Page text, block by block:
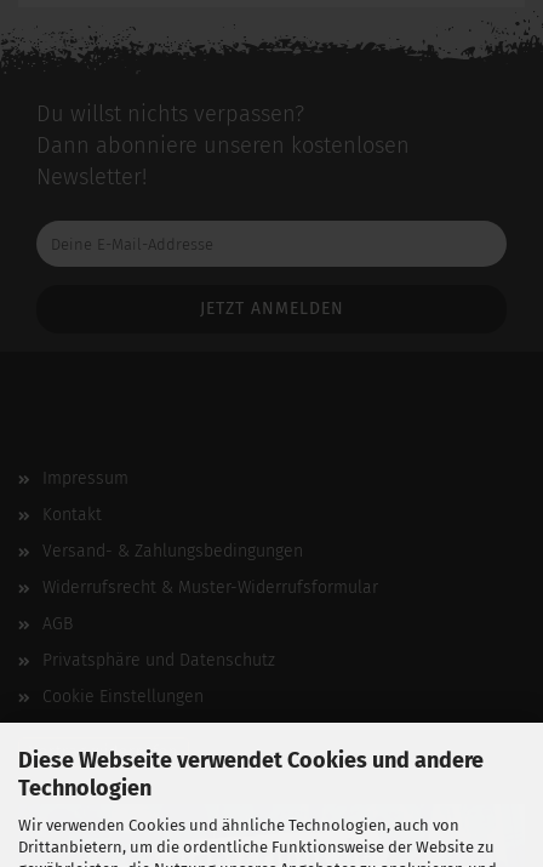
Diese Webseite verwendet Cookies und andere
Technologien
Wir verwenden Cookies und ähnliche Technologien, auch von
Drittanbietern, um die ordentliche Funktionsweise der Website zu
Du willst nichts verpassen?
Dann abonniere unseren kostenlosen
Newsletter!
Deine
E-
Impressum
Kontakt
Versand- & Zahlungsbedingungen
Widerrufsrecht & Muster-Widerrufsformular
AGB
Privatsphäre und Datenschutz
Cookie Einstellungen
Vertrag widerrufen